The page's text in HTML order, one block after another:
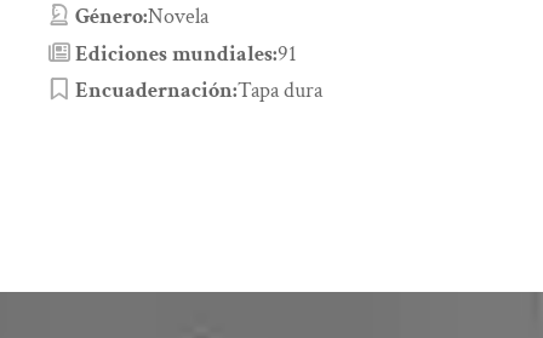
Género:Novela
Ediciones mundiales:91
Encuadernación:Tapa dura